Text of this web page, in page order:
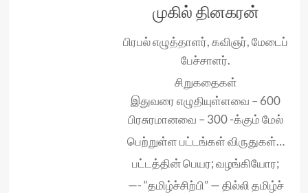
முகில் தினகரன்
பிரபல் எழுத்தாளர், கவிஞர், மேடைப்
பேச்சாளர்.
சிறுகதைகள்
இதுவரை எழுதியுள்ளவை – 600
பிரசுரமானவை – 300 -க்கும் மேல்
பெற்றுள்ள பட்டங்கள் விருதுகள்…
பட்டத்தின் பெயர; வழங்கியோர;
—- “தமிழ்ச்சிற்பி” — தில்லி தமிழ்ச்